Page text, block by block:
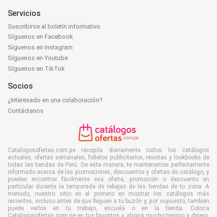
Servicios
Suscribirse al boletín informativo
Síguenos en Facebook
Síguenos en Instagram
Síguenos en Youtube
Síguenos en TikTok
Socios
¿Interesado en una colaboración?
Contáctanos
Catalogosofertas.com.pe recopila diariamente todos los catálogos
actuales, ofertas semanales, folletos publicitarios, revistas y lookbooks de
todas las tiendas de Perú. De esta manera, te mantenemos perfectamente
informado acerca de las promociones, descuentos y ofertas de catálogo, y
puedes encontrar fácilmente esa oferta, promoción o descuento en
particular durante la temporada de rebajas de las tiendas de tu zona. A
menudo, nuestro sitio es el primero en mostrar los catálogos más
recientes, incluso antes de que lleguen a tu buzón y, por supuesto, también
puede verlos en tu trabajo, escuela o en la tienda. Coloca
Catalogosofertas.com.pe en tus favoritos y ahorra mucho tiempo y dinero.